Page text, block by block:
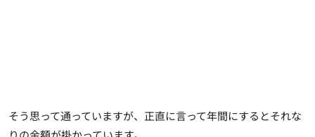
そう思って通っていますが、正直に言って年間にするとそれな